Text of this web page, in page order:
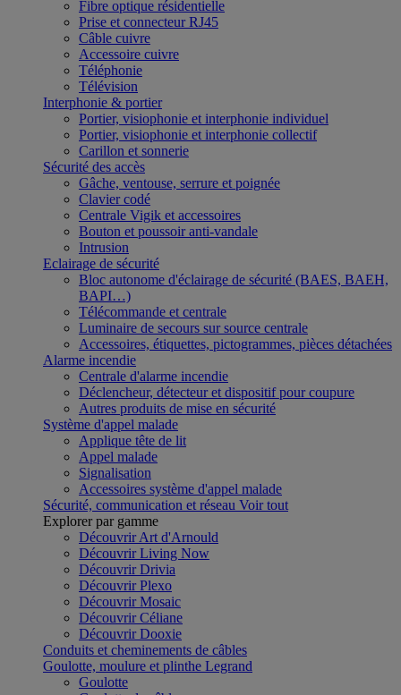
Fibre optique résidentielle
Prise et connecteur RJ45
Câble cuivre
Accessoire cuivre
Téléphonie
Télévision
Interphonie & portier
Portier, visiophonie et interphonie individuel
Portier, visiophonie et interphonie collectif
Carillon et sonnerie
Sécurité des accès
Gâche, ventouse, serrure et poignée
Clavier codé
Centrale Vigik et accessoires
Bouton et poussoir anti-vandale
Intrusion
Eclairage de sécurité
Bloc autonome d'éclairage de sécurité (BAES, BAEH,
BAPI…)
Télécommande et centrale
Luminaire de secours sur source centrale
Accessoires, étiquettes, pictogrammes, pièces détachées
Alarme incendie
Centrale d'alarme incendie
Déclencheur, détecteur et dispositif pour coupure
Autres produits de mise en sécurité
Système d'appel malade
Applique tête de lit
Appel malade
Signalisation
Accessoires système d'appel malade
Sécurité, communication et réseau Voir tout
Explorer par gamme
Découvrir Art d'Arnould
Découvrir Living Now
Découvrir Drivia
Découvrir Plexo
Découvrir Mosaic
Découvrir Céliane
Découvrir Dooxie
Conduits et cheminements de câbles
Goulotte, moulure et plinthe Legrand
Goulotte